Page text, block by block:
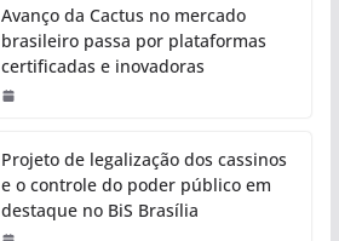
Avanço da Cactus no mercado
brasileiro passa por plataformas
certificadas e inovadoras
Projeto de legalização dos cassinos
e o controle do poder público em
destaque no BiS Brasília